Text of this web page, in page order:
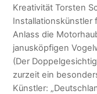
Kreativität Torsten
Installationskünstler
Anlass die
janusköpfigen
(Der
zurzeit ein
Künstler: